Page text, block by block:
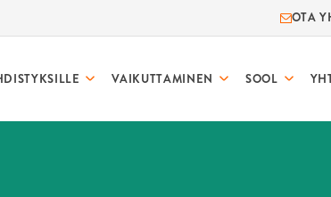
OTA
VAIKUTTAMINEN SOOL